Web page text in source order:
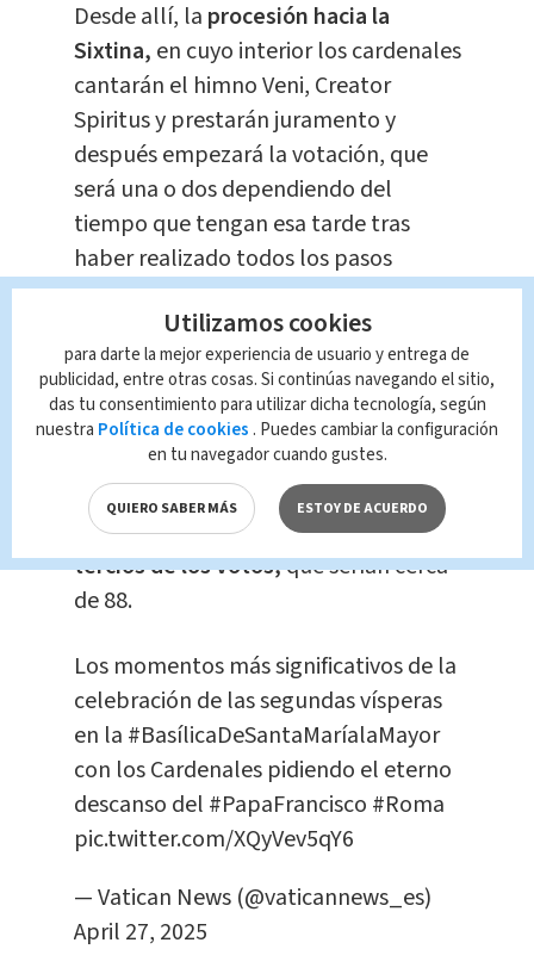
Desde allí, la procesión hacia la
Sixtina, en cuyo interior los cardenales
cantarán el himno Veni, Creator
Spiritus y prestarán juramento y
después empezará la votación, que
será una o dos dependiendo del
tiempo que tengan esa tarde tras
haber realizado todos los pasos
protocolarios.
En el resto dejornadashabrá dos
votaciones por la mañana y dos
votaciones por la tarde. Las papeletas
solo se quemarán después de dos
escrutinios en caso de que sean
negativos yno se consigan los dos
tercios de los votos,que serían cerca
de 88.
Los momentos más significativos de la
celebración de las segundas vísperas
en la #BasílicaDeSantaMaríalaMayor
con los Cardenales pidiendo el eterno
descanso del #PapaFrancisco #Roma
pic.twitter.com/XQyVev5qY6
— Vatican News (@vaticannews_es)
April 27, 2025
Utilizamos cookies
para darte la mejor experiencia de usuario y entrega de
publicidad, entre otras cosas. Si continúas navegando el sitio,
das tu consentimiento para utilizar dicha tecnología, según
nuestra Política de cookies . Puedes cambiar la configuración
en tu navegador cuando gustes.
QUIERO SABER MÁS ESTOY DE ACUERDO